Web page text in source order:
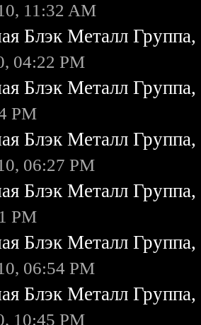
11:32 AM
Блэк Металл
04:22 PM
Блэк Металл
PM
Блэк Металл
06:27 PM
Блэк Металл
PM
Блэк Металл
06:54 PM
Блэк Металл
10:45 PM